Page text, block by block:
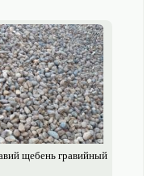
щебень гравийный